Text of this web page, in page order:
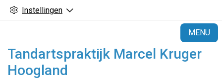
Instellingen
MENU
Tandartspraktijk Marcel Kruger
Hoogland